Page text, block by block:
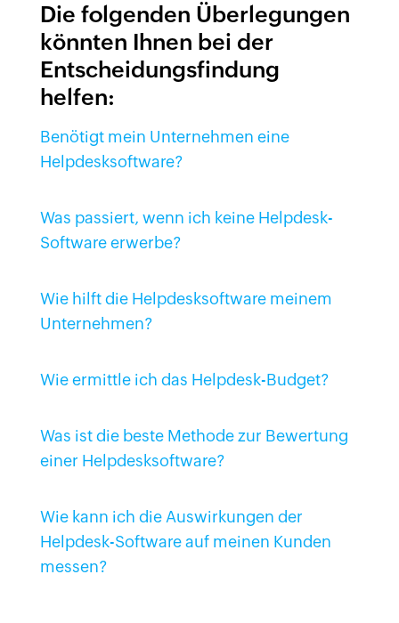
Die folgenden Überlegungen
könnten Ihnen bei der
Entscheidungsfindung
helfen:
Benötigt mein Unternehmen eine
Helpdesksoftware?
Was passiert, wenn ich keine Helpdesk-
Software erwerbe?
Wie hilft die Helpdesksoftware meinem
Unternehmen?
Wie ermittle ich das Helpdesk-Budget?
Was ist die beste Methode zur Bewertung
einer Helpdesksoftware?
Wie kann ich die Auswirkungen der
Helpdesk-Software auf meinen Kunden
messen?